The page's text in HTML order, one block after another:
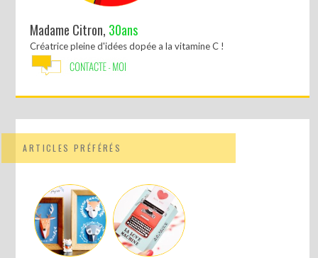
Madame Citron, 30ans
Créatrice pleine d'idées dopée a la vitamine C !
ARTICLES PRÉFÉRÉS